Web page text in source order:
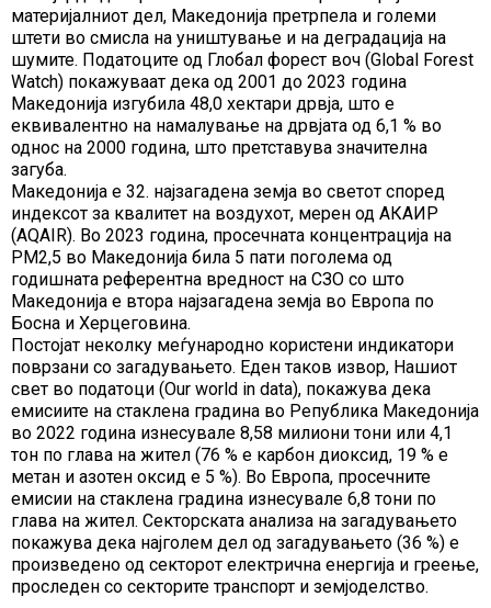
материјалниот дел, Македонија претрпела и големи
штети во смисла на уништување и на деградација на
шумите. Податоците од Глобал форест воч (Global Forest
Watch) покажуваат дека од 2001 до 2023 година
Македонија изгубила 48,0 хектари дрвја, што е
еквивалентно на намалување на дрвјата од 6,1 % во
однос на 2000 година, што претставува значителна
загуба.
Македонија е 32. најзагадена земја во светот според
индексот за квалитет на воздухот, мерен од АКАИР
(AQAIR). Во 2023 година, просечната концентрација на
PM2,5 во Македонија била 5 пати поголема од
годишната референтна вредност на СЗО со што
Македонија е втора најзагадена земја во Европа по
Босна и Херцеговина.
Постојат неколку меѓународно користени индикатори
поврзани со загадувањето. Еден таков извор, Нашиот
свет во податоци (Our world in data), покажува дека
емисиите на стаклена градина во Република Македонија
во 2022 година изнесувале 8,58 милиони тони или 4,1
тон по глава на жител (76 % е карбон диоксид, 19 % е
метан и азотен оксид е 5 %). Во Европа, просечните
емисии на стаклена градина изнесувале 6,8 тони по
глава на жител. Секторската анализа на загадувањето
покажува дека најголем дел од загадувањето (36 %) е
произведено од секторот електрична енергија и греење,
проследен со секторите транспорт и земјоделство.